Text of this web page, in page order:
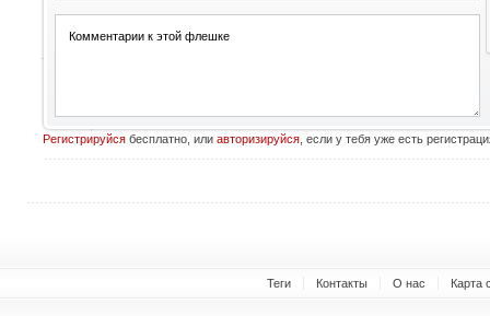
Регистрируйсябесплатно, или авторизируйся, если у тебя уже есть
Теги Контакты О нас Карта